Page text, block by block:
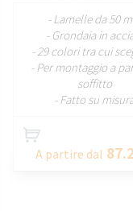
- Lamelle da 50
- Grondaia in
- 29 colori tra cui
- Per montaggio a
soffitto
- Fatto su
A partire dal